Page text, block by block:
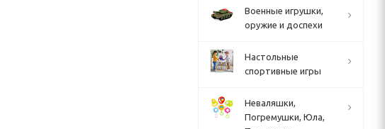
Военные игрушки,
оружие и доспехи
Настольные
спортивные игры
Неваляшки,
Погремушки, Юла,